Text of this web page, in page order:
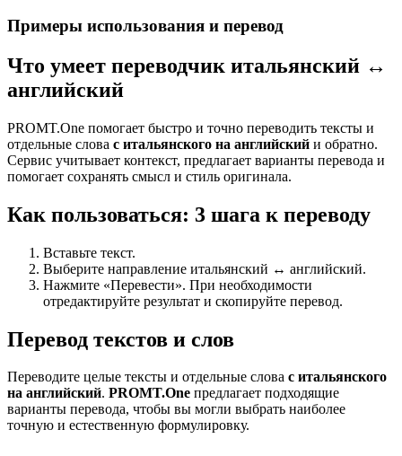
Примеры использования и перевод
Что умеет переводчик итальянский ↔
английский
PROMT.One помогает быстро и точно переводить тексты и
отдельные слова с итальянского на английский и обратно.
Сервис учитывает контекст, предлагает варианты перевода и
помогает сохранять смысл и стиль оригинала.
Как пользоваться: 3 шага к переводу
Вставьте текст.
Выберите направление итальянский ↔ английский.
Нажмите «Перевести». При необходимости
отредактируйте результат и скопируйте перевод.
Перевод текстов и слов
Переводите целые тексты и отдельные слова с итальянского
на английский. PROMT.One предлагает подходящие
варианты перевода, чтобы вы могли выбрать наиболее
точную и естественную формулировку.